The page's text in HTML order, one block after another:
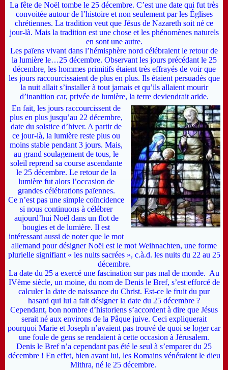
La fête de Noël tombe le 25 décembre. C’est une date qui fut très
convoitée autour de l’histoire et non seulement par les Églises
chrétiennes. La tradition veut que Jésus de Nazareth soit né ce
jour-là. Mais la tradition est une chose et les phénomènes naturels
en sont une autre.
Les païens vivant dans l’hémisphère nord célébraient le retour de
la lumière le…25 décembre. Observant les jours précédant le 25
décembre, les hommes primitifs étaient très effrayés de voir que
les jours raccourcissaient de plus en plus. Ils étaient persuadés que
la nuit allait s’installer à tout jamais et qu’ils allaient mourir
d’inanition car, privée de lumière, la terre deviendrait aride.
En fait, les jours raccourcissent de
plus en plus jusqu’au 22 décembre,
date du solstice d’hiver. A partir de
ce jour-là, la lumière reste plus ou
moins stable pendant 3 jours. Mais,
au grand soulagement de tous, le
soleil reprend sa course ascendante
le 25 décembre. Le retour de la
lumière fut alors l’occasion de
grandes célébrations païennes.
Ce n’est pas une simple coïncidence
si nous continuons à célébrer
aujourd’hui Noël dans un flot de
bougies et de lumière. Il est
intéressant aussi de noter que le mot
allemand pour désigner Noël est le mot Weihnachten, une forme
plurielle signifiant « les nuits sacrées », c.à.d. les nuits du 22 au 25
décembre.
La date du 25 a exercé une fascination sur pas mal de monde. Au
IVème siècle, un moine, du nom de Denis le Bref, s’est efforcé de
calculer la date de naissance du Christ. Est-ce le fruit du pur
hasard qui lui a fait désigner la date du 25 décembre ?
Cependant, bon nombre d’historiens s’accordent à dire que Jésus
serait né aux environs de la Pâque juive. Ceci expliquerait
pourquoi Marie et Joseph n’avaient pas trouvé de quoi se loger car
une foule de gens se rendaient à cette occasion à Jérusalem.
Denis le Bref n’a cependant pas été le seul à s’emparer du 25
décembre ! En effet, bien avant lui, les Romains vénéraient le dieu
Mithra, né le 25 décembre.